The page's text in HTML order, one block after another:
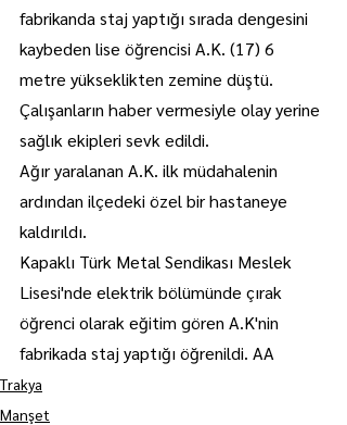
fabrikanda staj yaptığı sırada dengesini
kaybeden lise öğrencisi A.K. (17) 6
metre yükseklikten zemine düştü.
Çalışanların haber vermesiyle olay yerine
sağlık ekipleri sevk edildi.
Ağır yaralanan A.K. ilk müdahalenin
ardından ilçedeki özel bir hastaneye
kaldırıldı.
Kapaklı Türk Metal Sendikası Meslek
Lisesi'nde elektrik bölümünde çırak
öğrenci olarak eğitim gören A.K'nin
fabrikada staj yaptığı öğrenildi. AA
Trakya
Manşet